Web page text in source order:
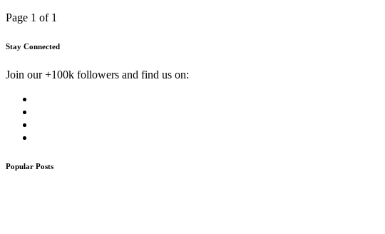
Page 1 of 1
Stay Connected
Join our +100k followers and find us on:
Popular Posts